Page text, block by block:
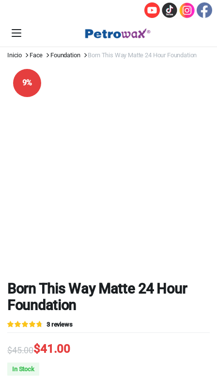
Inicio Face Foundation Born This Way Matte 24 Hour Foundation
9%
Born This Way Matte 24 Hour
Foundation
Valorado
en
3
puntuaciones
3reviews
$45.00
Original
$41.00
Current
In Stock